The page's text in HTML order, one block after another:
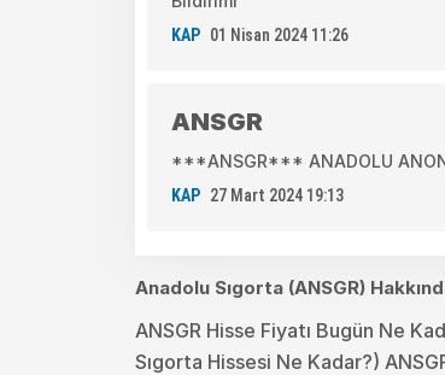
KAP 01 Nisan 2024 11:26
ANSGR
***ANSGR*** ANADOLU
KAP 27 Mart 2024 19:13
Anadolu Sıgorta (ANSGR)
ANSGR Hisse Fiyatı Bugün Ne
Sıgorta Hissesi Ne Kadar?)